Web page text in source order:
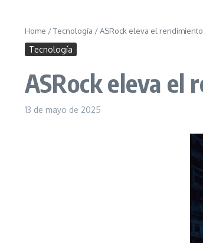
Home /Tecnología /ASRock eleva el
Tecnología
ASRock eleva el
13 de mayo de 2025